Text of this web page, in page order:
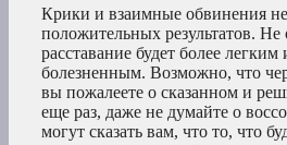
Крики и взаимные обвинения
положительных результатов. Не
расставание будет более легким
болезненным. Возможно, что
вы пожалеете о сказанном и
еще раз, даже не думайте о
могут сказать вам, что то, что